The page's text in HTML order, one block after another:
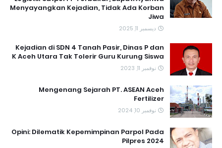
Menyayangkan Kejadian, Tidak Ada Korban
Jiwa
ديسمبر 11, 2025
Kejadian di SDN 4 Tanah Pasir, Dinas P dan
K Aceh Utara Tak Tolerir Guru Kurung Siswa
نوفمبر 11, 2023
Mengenang Sejarah PT. ASEAN Aceh
Fertilizer
نوفمبر 10, 2024
Opini: Dilematik Kepemimpinan Parpol Pada
Pilpres 2024